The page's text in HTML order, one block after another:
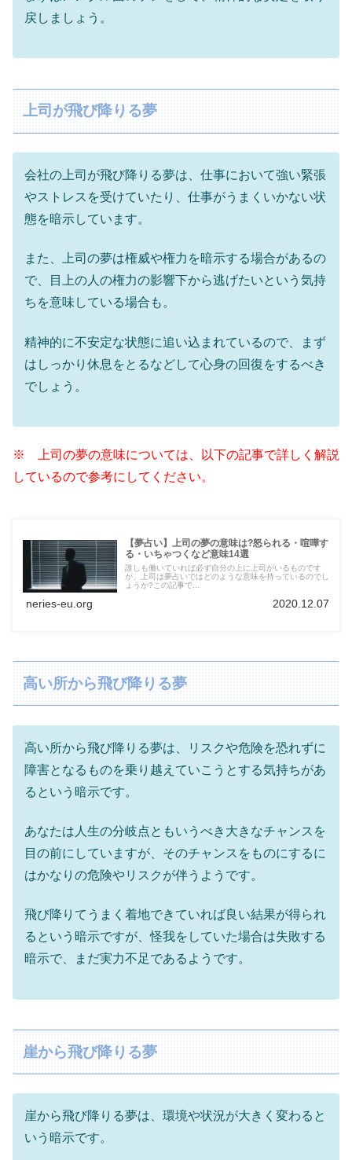
戻しましょう。
上司が飛び降りる夢
会社の上司が飛び降りる夢は、仕事において強い緊張
やストレスを受けていたり、仕事がうまくいかない状
態を暗示しています。
また、上司の夢は権威や権力を暗示する場合があるの
で、目上の人の権力の影響下から逃げたいという気持
ちを意味している場合も。
精神的に不安定な状態に追い込まれているので、まず
はしっかり休息をとるなどして心身の回復をするべき
でしょう。
※ 上司の夢の意味については、以下の記事で詳しく解説
しているので参考にしてください。
【夢占い】上司の夢の意味は?怒られる・喧嘩す
る・いちゃつくなど意味14選
誰しも働いていれば必ず自分の上に上司がいるものです
が、上司は夢占いではどのような意味を持っているのでし
ょうか?この記事で...
neries-eu.org 2020.12.07
高い所から飛び降りる夢
高い所から飛び降りる夢は、リスクや危険を恐れずに
障害となるものを乗り越えていこうとする気持ちがあ
るという暗示です。
あなたは人生の分岐点ともいうべき大きなチャンスを
目の前にしていますが、そのチャンスをものにするに
はかなりの危険やリスクが伴うようです。
飛び降りてうまく着地できていれば良い結果が得られ
るという暗示ですが、怪我をしていた場合は失敗する
暗示で、まだ実力不足であるようです。
崖から飛び降りる夢
崖から飛び降りる夢は、環境や状況が大きく変わると
いう暗示です。